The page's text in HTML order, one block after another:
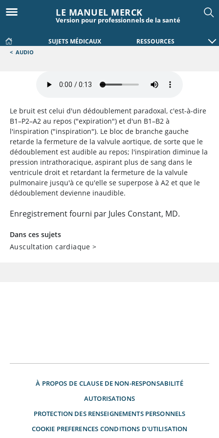
LE MANUEL MERCK
Version pour professionnels de la santé
SUJETS MÉDICAUX RESSOURCES
< AUDIO
Le bruit est celui d'un dédoublement paradoxal, c'est-à-dire
B1–P2–A2 au repos ("expiration") et d'un B1–B2 à
l'inspiration ("inspiration"). Le bloc de branche gauche
retarde la fermeture de la valvule aortique, de sorte que le
dédoublement est audible au repos; l'inspiration diminue la
pression intrathoracique, aspirant plus de sang dans le
ventricule droit et retardant la fermeture de la valvule
pulmonaire jusqu'à ce qu'elle se superpose à A2 et que le
dédoublement devienne inaudible.
Enregistrement fourni par Jules Constant, MD.
Dans ces sujets
Auscultation cardiaque >
À PROPOS DE CLAUSE DE NON-RESPONSABILITÉ
AUTORISATIONS
PROTECTION DES RENSEIGNEMENTS PERSONNELS
COOKIE PREFERENCES CONDITIONS D'UTILISATION